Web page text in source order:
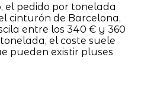
el pedido por tonelada
cinturón de Barcelona,
entre los 340 € y 360
el coste suele
pueden existir pluses